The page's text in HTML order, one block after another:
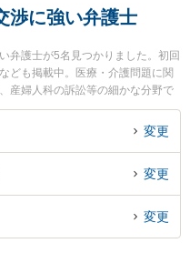
渉に強い弁護士
弁護士が5名見つかりました。初回
ども掲載中。医療・介護問題に関
産婦人科の訴訟等の細かな分野で
法人ひこぼし法律事務所の村山 雅
山本 大士弁護士、大昭法律事務所
談交渉のトラブル解決の実績豊富
料で医療事故の示談交渉を法律相
』などでお困りの相談者さんにお
変更
変更
変更